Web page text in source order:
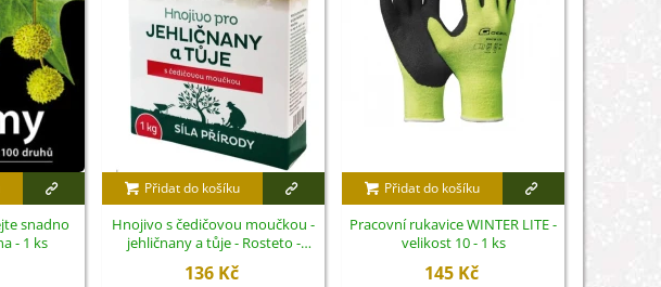
snadno
- 1 ks
Přidat do košíku
Hnojivo s čedičovou moučkou -
jehličnany a tůje - Rosteto -
136 Kč
Přidat do košíku
Pracovní rukavice WINTER LITE -
velikost 10 - 1 ks
145 Kč